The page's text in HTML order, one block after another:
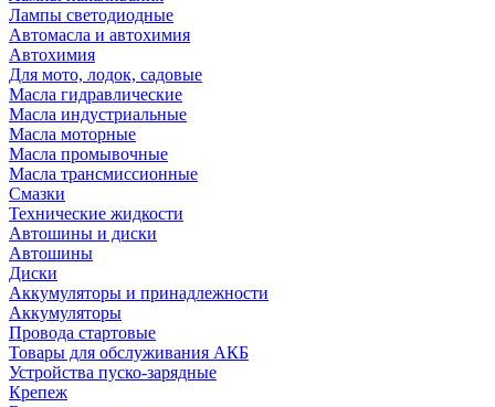
Лампы светодиодные
Автомасла и автохимия
Автохимия
Для мото, лодок, садовые
Масла гидравлические
Масла индустриальные
Масла моторные
Масла промывочные
Масла трансмиссионные
Смазки
Технические жидкости
Автошины и диски
Автошины
Диски
Аккумуляторы и принадлежности
Аккумуляторы
Провода стартовые
Товары для обслуживания АКБ
Устройства пуско-зарядные
Крепеж